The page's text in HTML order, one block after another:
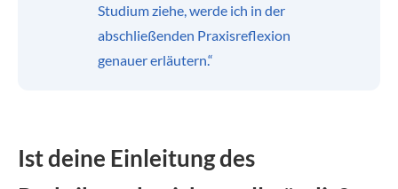
Studium ziehe, werde ich in der
abschließenden Praxisreflexion
genauer erläutern.“
Ist deine Einleitung des